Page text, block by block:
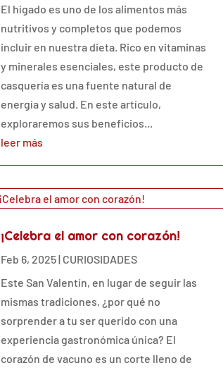
El hígado es uno de los alimentos más
nutritivos y completos que podemos
incluir en nuestra dieta. Rico en vitaminas
y minerales esenciales, este producto de
casquería es una fuente natural de
energía y salud. En este artículo,
exploraremos sus beneficios...
leer más
¡Celebra el amor con corazón!
Feb 6, 2025| CURIOSIDADES
Este San Valentín, en lugar de seguir las
mismas tradiciones, ¿por qué no
sorprender a tu ser querido con una
experiencia gastronómica única? El
corazón de vacuno es un corte lleno de